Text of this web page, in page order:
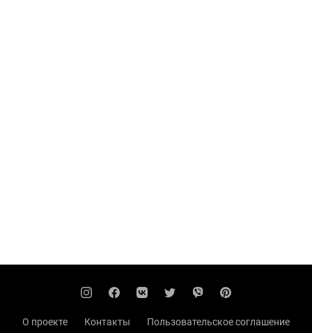
О проекте Контакты Пользовательское соглашение